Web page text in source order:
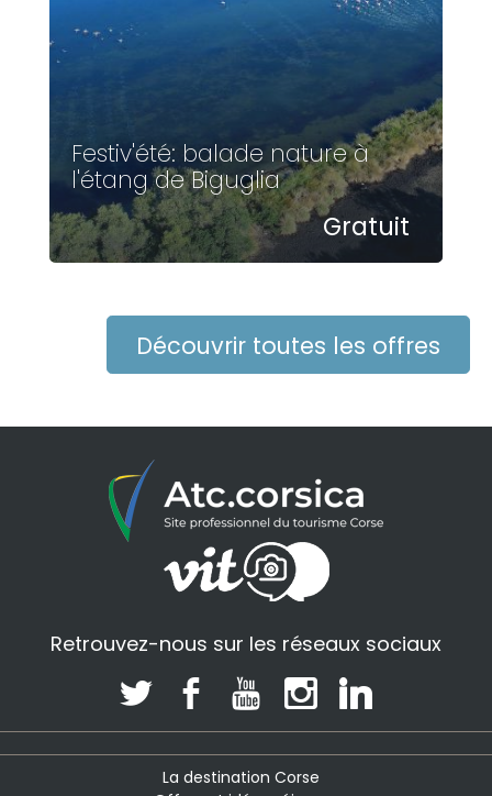
Festiv'été: balade nature à
l'étang de Biguglia
Gratuit
Découvrir toutes les offres
Retrouvez-nous sur les réseaux sociaux
La destination Corse